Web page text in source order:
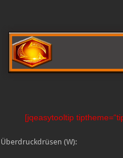
[jqeasytooltip
Überdruckdrüsen (W):